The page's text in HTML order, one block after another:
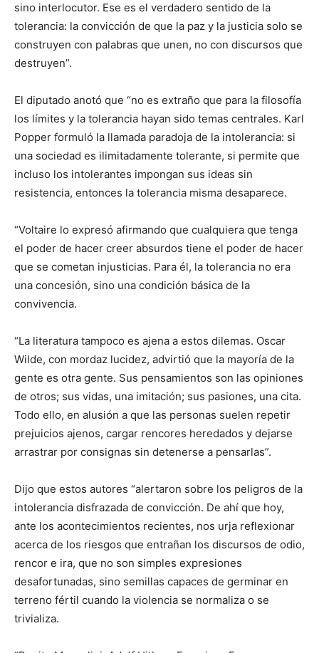
sino interlocutor. Ese es el verdadero sentido de la
tolerancia: la convicción de que la paz y la justicia solo se
construyen con palabras que unen, no con discursos que
destruyen”.
El diputado anotó que “no es extraño que para la filosofía
los límites y la tolerancia hayan sido temas centrales. Karl
Popper formuló la llamada paradoja de la intolerancia: si
una sociedad es ilimitadamente tolerante, si permite que
incluso los intolerantes impongan sus ideas sin
resistencia, entonces la tolerancia misma desaparece.
“Voltaire lo expresó afirmando que cualquiera que tenga
el poder de hacer creer absurdos tiene el poder de hacer
que se cometan injusticias. Para él, la tolerancia no era
una concesión, sino una condición básica de la
convivencia.
“La literatura tampoco es ajena a estos dilemas. Oscar
Wilde, con mordaz lucidez, advirtió que la mayoría de la
gente es otra gente. Sus pensamientos son las opiniones
de otros; sus vidas, una imitación; sus pasiones, una cita.
Todo ello, en alusión a que las personas suelen repetir
prejuicios ajenos, cargar rencores heredados y dejarse
arrastrar por consignas sin detenerse a pensarlas”.
Dijo que estos autores “alertaron sobre los peligros de la
intolerancia disfrazada de convicción. De ahí que hoy,
ante los acontecimientos recientes, nos urja reflexionar
acerca de los riesgos que entrañan los discursos de odio,
rencor e ira, que no son simples expresiones
desafortunadas, sino semillas capaces de germinar en
terreno fértil cuando la violencia se normaliza o se
trivializa.